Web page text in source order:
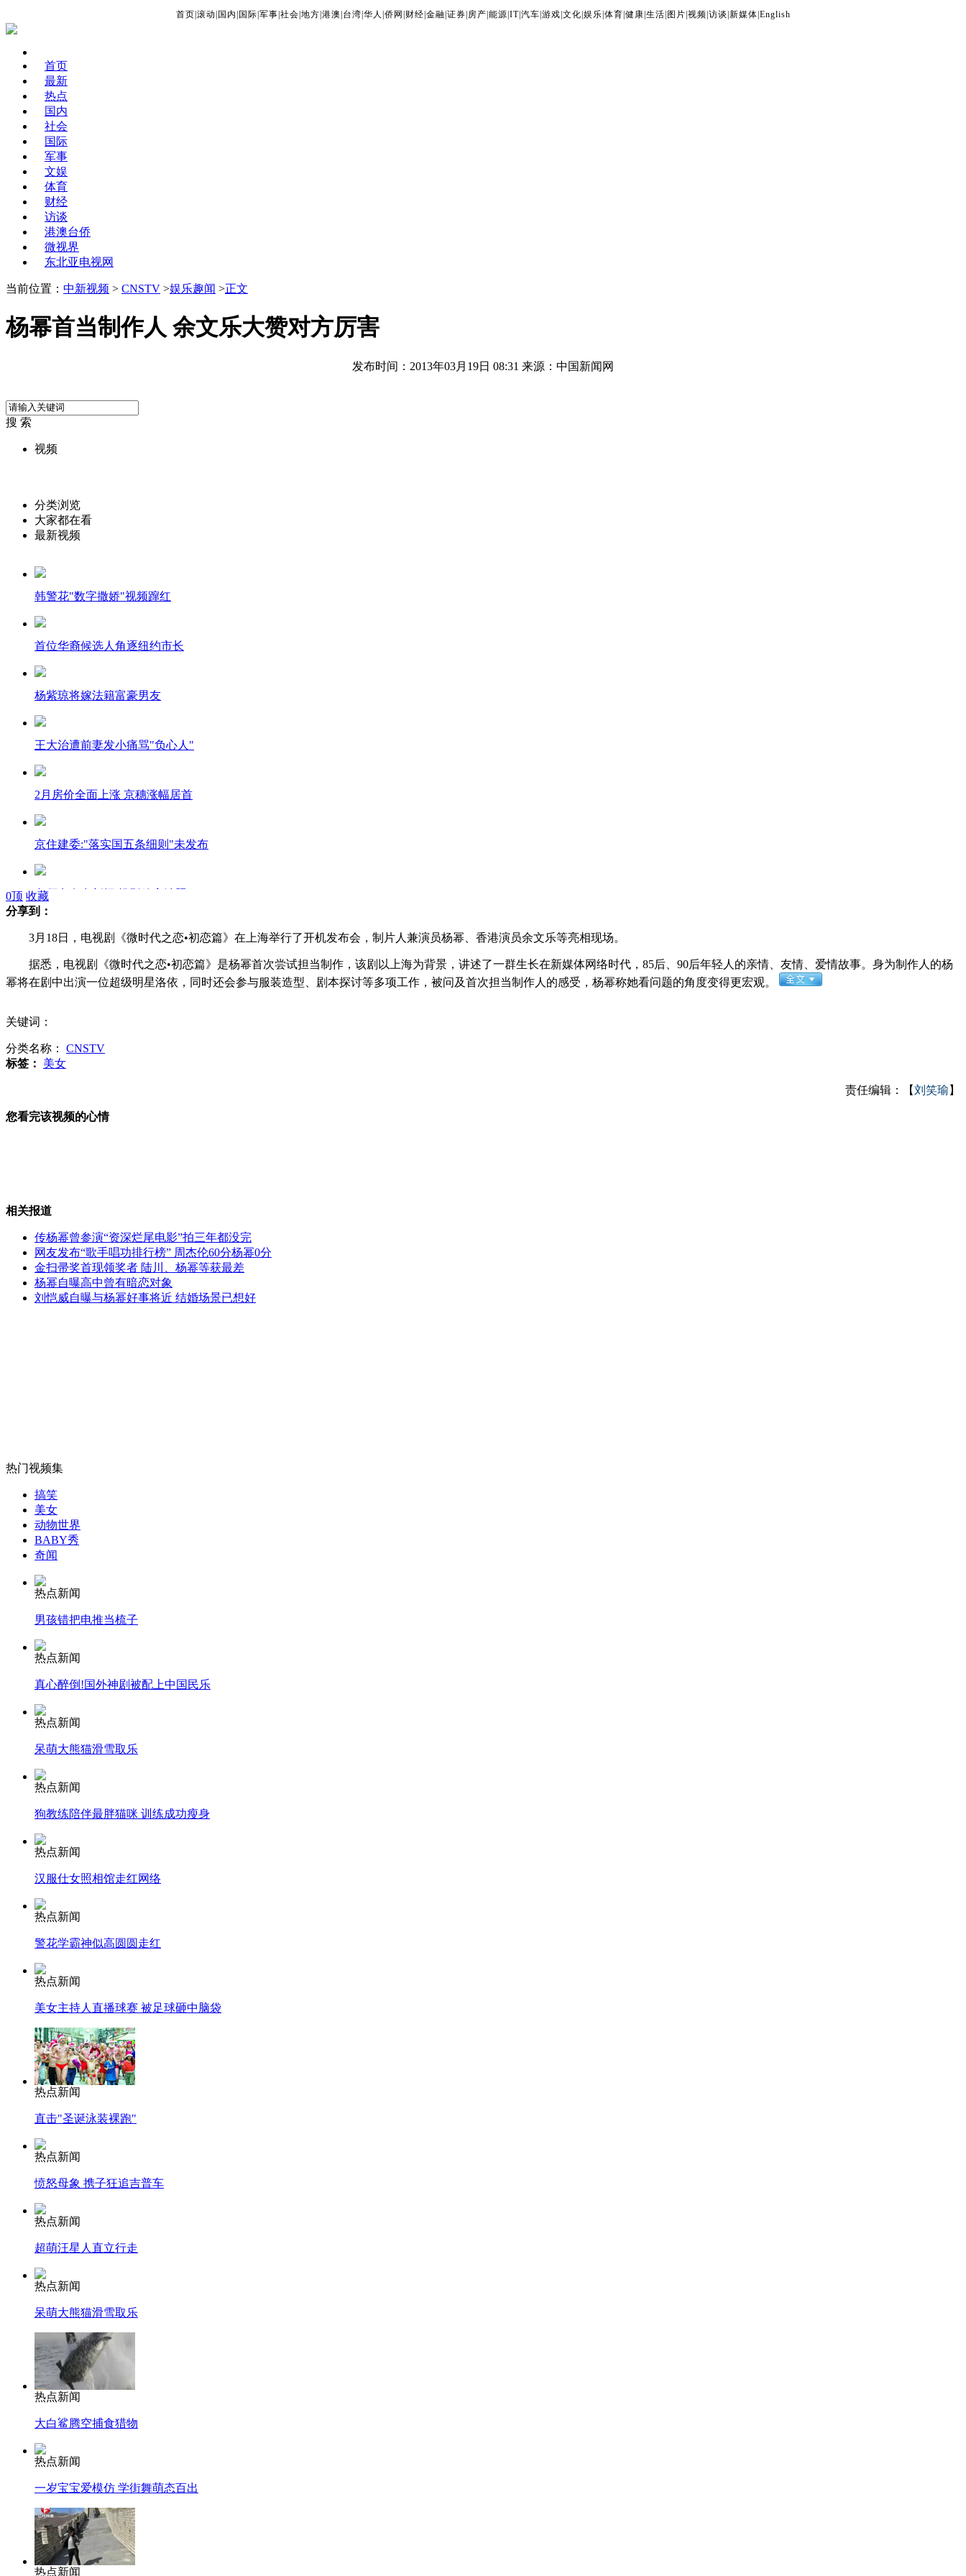
首页 滚动 国内 国际 军事 社会 地方 港澳 台湾 华人 侨网 财经 金融 证券 房产 能源 IT| 汽车 游戏 文化 娱乐 体育 健康 生活 图片 视频 访谈 新媒体 English
首页
最新
热点
国内
社会
国际
军事
文娱
体育
财经
访谈
港澳台侨
微视界
东北亚电视网
当前位置： 中新视频 > CNSTV >娱乐趣闻 >正文
杨幂首当制作人 余文乐大赞对方厉害
发布时间：2013年03月19日 08:31 来源：中国新闻网
搜 索
视频
分类浏览
大家都在看
最新视频
韩警花"数字撒娇"视频蹿红
首位华裔候选人角逐纽约市长
杨紫琼将嫁法籍富豪男友
王大治遭前妻发小痛骂"负心人"
2月房价全面上涨 京穗涨幅居首
京住建委:"落实国五条细则"未发布
老师点名出新招 投影放高清照
原华西村党委书记吴仁宝逝世
传撒贝宁离职央视 当事人否认
无痛分娩是否安全 医生回应
外交部：反对强权政治霸凌主义
走！跟着总书记去植树
消防员救轻生者
纽约上演“枕头大战”
司机酒驾遇交警 急速倒车逃窜
0顶 收藏
分享到：
3月18日，电视剧《微时代之恋•初恋篇》在上海举行了开机发布会，制片人兼演员杨幂、香港演员余文乐等亮相现场。
据悉，电视剧《微时代之恋•初恋篇》是杨幂首次尝试担当制作，该剧以上海为背景，讲述了一群生长在新媒体网络时代，85后、90后年轻人的亲情、友情、爱情故事。身为制作人的杨
幂将在剧中出演一位超级明星洛依，同时还会参与服装造型、剧本探讨等多项工作，被问及首次担当制作人的感受，杨幂称她看问题的角度变得更宏观。
关键词：
分类名称： CNSTV
标签：
美女
责任编辑：【刘笑瑜 】
您看完该视频的心情
相关报道
传杨幂曾参演“资深烂尾电影”拍三年都没完
网友发布“歌手唱功排行榜” 周杰伦60分杨幂0分
金扫帚奖首现领奖者 陆川、杨幂等获最差
杨幂自曝高中曾有暗恋对象
刘恺威自曝与杨幂好事将近 结婚场景已想好
热门视频集
搞笑
美女
动物世界
BABY秀
奇闻
热点新闻
男孩错把电推当梳子
热点新闻
真心醉倒!国外神剧被配上中国民乐
热点新闻
呆萌大熊猫滑雪取乐
热点新闻
狗教练陪伴最胖猫咪 训练成功瘦身
热点新闻
汉服仕女照相馆走红网络
热点新闻
警花学霸神似高圆圆走红
热点新闻
美女主持人直播球赛 被足球砸中脑袋
热点新闻
直击"圣诞泳装裸跑"
热点新闻
愤怒母象 携子狂追吉普车
热点新闻
超萌汪星人直立行走
热点新闻
呆萌大熊猫滑雪取乐
热点新闻
大白鲨腾空捕食猎物
热点新闻
一岁宝宝爱模仿 学街舞萌态百出
热点新闻